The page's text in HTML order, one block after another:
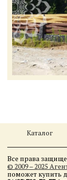
Каталог
Все права
© 2009 – 2025
поможет купить